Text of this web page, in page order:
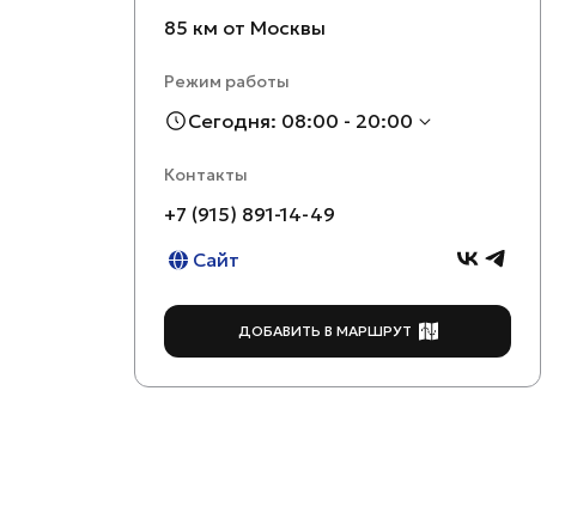
85 км от Москвы
Режим работы
Сегодня: 08:00 - 20:00
Контакты
+7 (915) 891-14-49
Сайт
ДОБАВИТЬ В МАРШРУТ